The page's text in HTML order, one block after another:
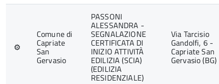
⚙
Comune di
Capriate
San
Gervasio
PASSONI
ALESSANDRA -
SEGNALAZIONE
CERTIFICATA DI
INIZIO ATTIVITÀ
EDILIZIA (SCIA)
(EDILIZIA
RESIDENZIALE)
Via Tarcisio
Gandolfi, 6 -
Capriate San
Gervasio (BG)